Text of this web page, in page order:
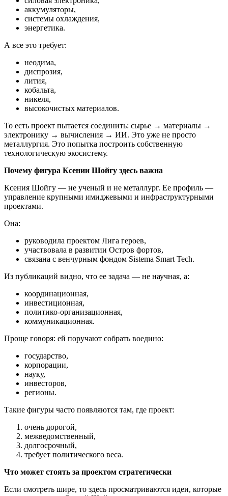
аккумуляторы,
системы охлаждения,
энергетика.
А все это требует:
неодима,
диспрозия,
лития,
кобальта,
никеля,
высокочистых материалов.
То есть проект пытается соединить: сырье → материалы →
электронику → вычисления → ИИ. Это уже не просто
металлургия. Это попытка построить собственную
технологическую экосистему.
Почему фигура Ксении Шойгу здесь важна
Ксения Шойгу — не ученый и не металлург. Ее профиль —
управление крупными имиджевыми и инфраструктурными
проектами.
Она:
руководила проектом Лига героев,
участвовала в развитии Остров фортов,
связана с венчурным фондом Sistema Smart Tech.
Из публикаций видно, что ее задача — не научная, а:
координационная,
инвестиционная,
политико-организационная,
коммуникационная.
Проще говоря: ей поручают собрать воедино:
государство,
корпорации,
науку,
инвесторов,
регионы.
Такие фигуры часто появляются там, где проект:
очень дорогой,
межведомственный,
долгосрочный,
требует политического веса.
Что может стоять за проектом стратегически
Если смотреть шире, то здесь просматриваются идеи, которые